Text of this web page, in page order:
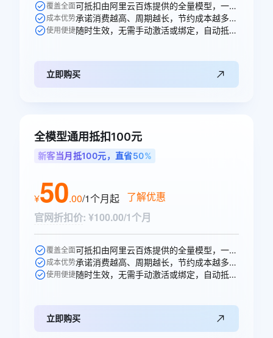
覆盖全面 可抵扣由阿里云百炼提供的全量模型，一次购买即可跨模型通享。
成本优势 承诺消费越高、周期越长，节约成本越多，直省10元。
使用便捷 随时生效，无需手动激活或绑定，自动抵扣。
立即购买
全模型通用抵扣100元
新客当月抵100元，直省50%
¥50.00/1个月起 了解优惠
官网折扣价: ¥100.00/1个月
覆盖全面 可抵扣由阿里云百炼提供的全量模型，一次购买即可跨模型通享。
成本优势 承诺消费越高、周期越长，节约成本越多，直省50元。
使用便捷 随时生效，无需手动激活或绑定，自动抵扣。
立即购买